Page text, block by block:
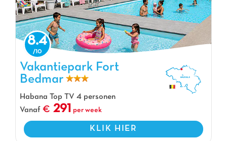
Vakantiepark Fort Bedmar, Vakantiepark Flamande
8.4
Vakantiepark Fort
Bedmar
Habana Top TV 4 personen
Vanaf
291 per week
KLIK HIER